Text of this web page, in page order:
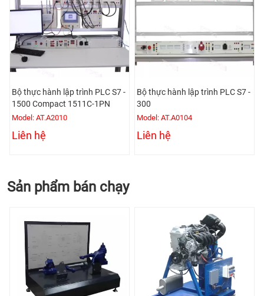
Bộ thực hành lập trình PLC S7 -
1500 Compact 1511C-1PN
Model: AT.A2010
Liên hệ
Bộ thực hành lập trình PLC S7 -
300
Model: AT.A0104
Liên hệ
Sản phẩm bán chạy